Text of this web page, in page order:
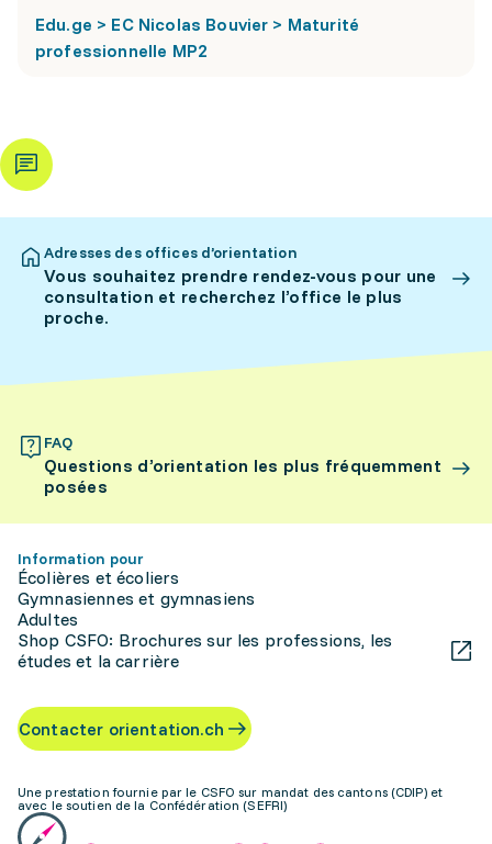
Edu.ge > EC Nicolas Bouvier > Maturité
professionnelle MP2
Adresses des offices d’orientation
Vous souhaitez prendre rendez-vous pour une
consultation et recherchez l’office le plus
proche.
FAQ
Questions d’orientation les plus fréquemment
posées
Information pour
Écolières et écoliers
Gymnasiennes et gymnasiens
Adultes
Shop CSFO: Brochures sur les professions, les
études et la carrière
Contacter orientation.ch
Une prestation fournie par le CSFO sur mandat des cantons (CDIP) et
avec le soutien de la Confédération (SEFRI)